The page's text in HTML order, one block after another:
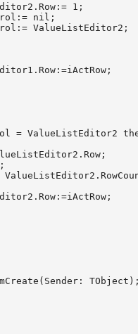
1;
nil;
ValueListEditor2;
= ValueListEditor2
TObject);